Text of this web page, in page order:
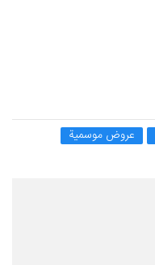
عروض موسمية